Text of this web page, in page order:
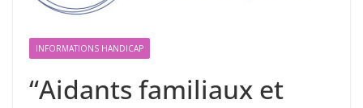
INFORMATIONS HANDICAP
“Aidants familiaux et